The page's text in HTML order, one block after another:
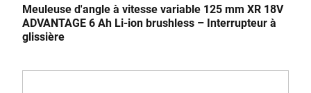
Meuleuse d'angle à vitesse variable 125 mm XR 18V
ADVANTAGE 6 Ah Li-ion brushless – Interrupteur à
glissière